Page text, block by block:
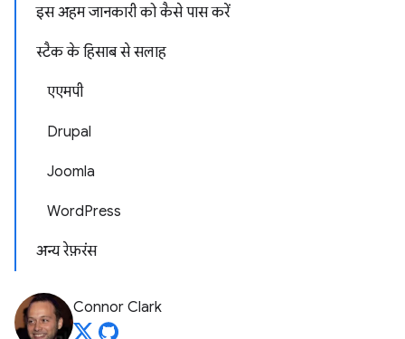
इस अहम जानकारी को कैसे पास करें
स्टैक के हिसाब से सलाह
एएमपी
Drupal
Joomla
WordPress
अन्य रेफ़रंस
Connor Clark